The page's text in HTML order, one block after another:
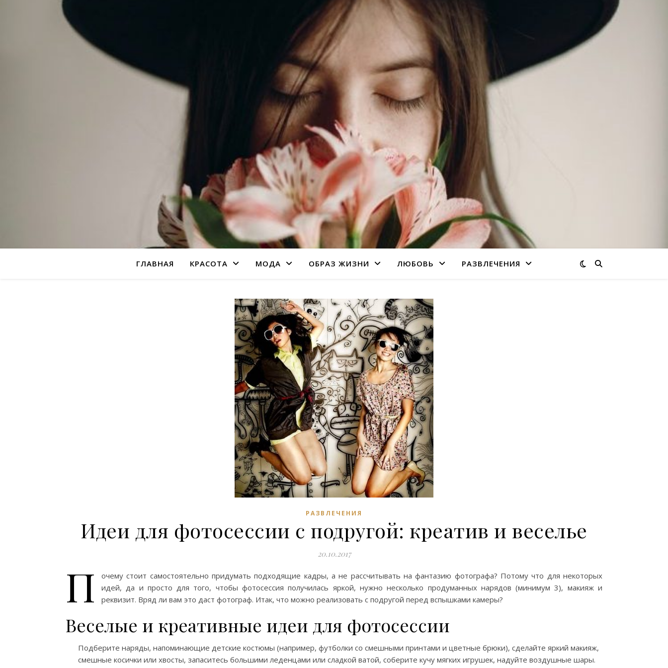
ГЛАВНАЯ КРАСОТА МОДА ОБРАЗ ЖИЗНИ ЛЮБОВЬ РАЗВЛЕЧЕНИЯ
РАЗВЛЕЧЕНИЯ
Идеи для фотосессии с подругой: креатив и веселье
20.10.2017
П
очему стоит самостоятельно придумать подходящие кадры, а не рассчитывать на фантазию фотографа? Потому что для некоторых
идей, да и просто для того, чтобы фотосессия получилась яркой, нужно несколько продуманных нарядов (минимум 3), макияж и
реквизит. Вряд ли вам это даст фотограф. Итак, что можно реализовать с подругой перед вспышками камеры?
Веселые и креативные идеи для фотосессии
Подберите наряды, напоминающие детские костюмы (например, футболки со смешными принтами и цветные брюки), сделайте яркий макияж,
смешные косички или хвосты, запаситесь большими леденцами или сладкой ватой, соберите кучу мягких игрушек, надуйте воздушные шары.